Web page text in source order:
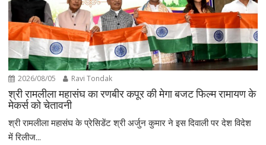
2026/08/05 Ravi Tondak
श्री रामलीला महासंघ का रणबीर कपूर की मेगा बजट फिल्म रामायण के
मेकर्स को चेतावनी
श्री रामलीला महासंघ के प्रेसिडेंट श्री अर्जुन कुमार ने इस दिवाली पर देश विदेश
में रिलीज...